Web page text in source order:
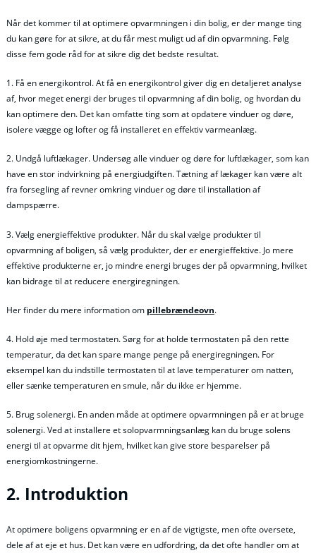
Når det kommer til at optimere opvarmningen i din bolig, er der mange ting
du kan gøre for at sikre, at du får mest muligt ud af din opvarmning. Følg
disse fem gode råd for at sikre dig det bedste resultat.
1. Få en energikontrol. At få en energikontrol giver dig en detaljeret analyse
af, hvor meget energi der bruges til opvarmning af din bolig, og hvordan du
kan optimere den. Det kan omfatte ting som at opdatere vinduer og døre,
isolere vægge og lofter og få installeret en effektiv varmeanlæg.
2. Undgå luftlækager. Undersøg alle vinduer og døre for luftlækager, som kan
have en stor indvirkning på energiudgiften. Tætning af lækager kan være alt
fra forsegling af revner omkring vinduer og døre til installation af
dampspærre.
3. Vælg energieffektive produkter. Når du skal vælge produkter til
opvarmning af boligen, så vælg produkter, der er energieffektive. Jo mere
effektive produkterne er, jo mindre energi bruges der på opvarmning, hvilket
kan bidrage til at reducere energiregningen.
Her finder du mere information om pillebrændeovn.
4. Hold øje med termostaten. Sørg for at holde termostaten på den rette
temperatur, da det kan spare mange penge på energiregningen. For
eksempel kan du indstille termostaten til at lave temperaturer om natten,
eller sænke temperaturen en smule, når du ikke er hjemme.
5. Brug solenergi. En anden måde at optimere opvarmningen på er at bruge
solenergi. Ved at installere et solopvarmningsanlæg kan du bruge solens
energi til at opvarme dit hjem, hvilket kan give store besparelser på
energiomkostningerne.
2. Introduktion
At optimere boligens opvarmning er en af de vigtigste, men ofte oversete,
dele af at eje et hus. Det kan være en udfordring, da det ofte handler om at